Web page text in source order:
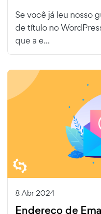
Se você já leu nosso
de título no
que a e...
8 Abr 2024
Endereço de